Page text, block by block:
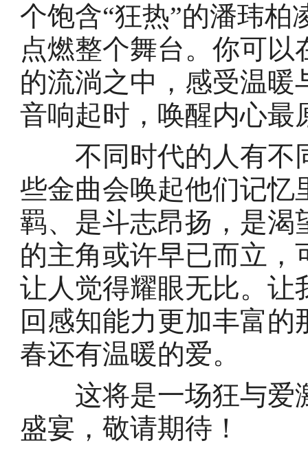
个饱含“狂热”的潘玮
点燃整个舞台。你可
的流淌之中，感受温
音响起时，唤醒内心最
不同时代的人有不
些金曲会唤起他们记忆
羁、是斗志昂扬，是渴
的主角或许早已而立
让人觉得耀眼无比。让
回感知能力更加丰富
春还有温暖的爱。
这将是一场狂与爱
盛宴，敬请期待！